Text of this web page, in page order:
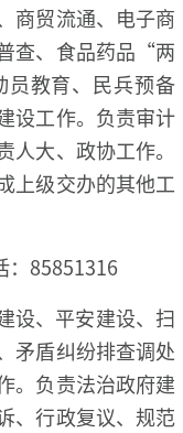
商贸流通、电子商
查、食品药品“两
教育、民兵预备
设工作。负责审计
大、政协工作。
上级交办的其他工
85851316
设、平安建设、扫
矛盾纠纷排查调处
。负责法治政府建
、行政复议、规范